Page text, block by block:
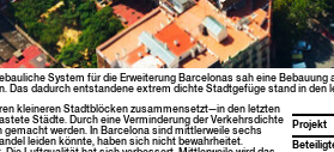
Sys­tem für die Erweiterung Barcelonas sah eine
Das dadurch ent­standene extrem dichte Stadt­ge­füge stand in
kleineren Stadt­blöck­en zusammensetzt—in den let­zten
Städte. Durch eine Ver­min­derung der Verkehrs­dichte
wer­den. In Barcelona sind mit­tler­weile sechs
lei­den kön­nte, haben sich nicht bewahrheit­et.
Pro­jekt